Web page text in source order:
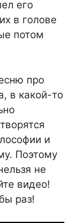
его
в голове
потом
про
в какой-то
и
Поэтому
не
видео!
раз!